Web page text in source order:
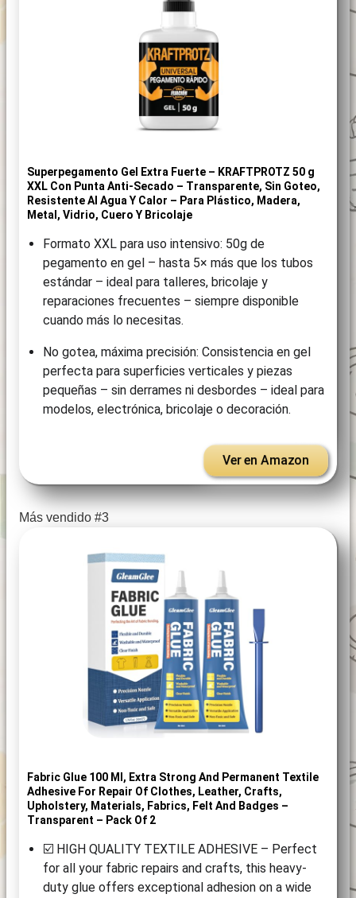
Superpegamento Gel Extra Fuerte – KRAFTPROTZ 50 G
XXL Con Punta Anti-Secado – Transparente, Sin Goteo,
Resistente Al Agua Y Calor – Para Plástico, Madera,
Metal, Vidrio, Cuero Y Bricolaje
Formato XXL para uso intensivo: 50g de
pegamento en gel – hasta 5× más que los tubos
estándar – ideal para talleres, bricolaje y
reparaciones frecuentes – siempre disponible
cuando más lo necesitas.
No gotea, máxima precisión: Consistencia en gel
perfecta para superficies verticales y piezas
pequeñas – sin derrames ni desbordes – ideal para
modelos, electrónica, bricolaje o decoración.
Ver en Amazon
Más vendido #3
Fabric Glue 100 Ml, Extra Strong And Permanent Textile
Adhesive For Repair Of Clothes, Leather, Crafts,
Upholstery, Materials, Fabrics, Felt And Badges –
Transparent – Pack Of 2
☑️ HIGH QUALITY TEXTILE ADHESIVE – Perfect
for all your fabric repairs and crafts, this heavy-
duty glue offers exceptional adhesion on a wide